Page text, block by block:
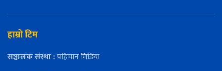
हाम्रो टिम
सञ्चालक संस्था :पहिचान मिडिया